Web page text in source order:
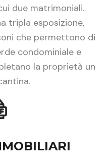
due matrimoniali.
tripla esposizione,
che permettono di
condominiale e
la proprietà un